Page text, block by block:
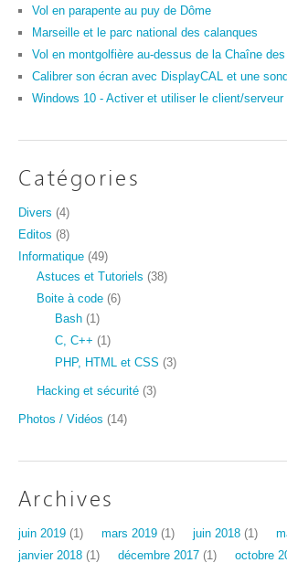
Vol en parapente au puy de Dôme
Marseille et le parc national des calanques
Vol en montgolfière au-dessus de la Chaîne
Calibrer son écran avec DisplayCAL et une
Windows 10 - Activer et utiliser le client/
Catégories
Divers (4)
Editos (8)
Informatique (49)
Astuces et Tutoriels (38)
Boite à code (6)
Bash (1)
C, C++ (1)
PHP, HTML et CSS (3)
Hacking et sécurité (3)
Photos / Vidéos (14)
Archives
juin 2019 (1) mars 2019 (1) juin 2018 (1)
janvier 2018 (1) décembre 2017 (1) octobre